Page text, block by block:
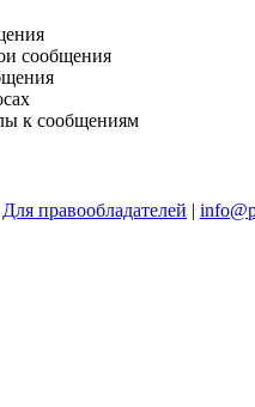
сообщения
к сообщениям
Для правообладателей |